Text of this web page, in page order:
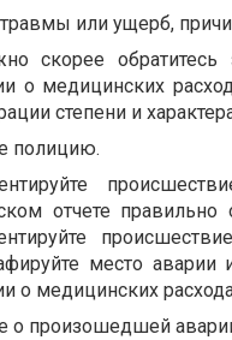
или ущерб,
скорее
о медицинских
степени и
полицию.
отчете
место аварии
о медицинских
о произошедшей